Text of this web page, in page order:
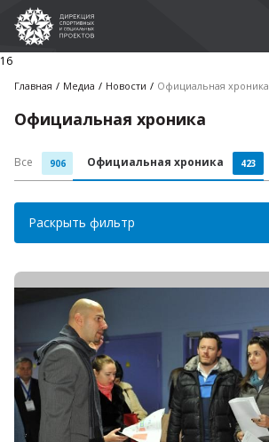
16
Главная Медиа Новости Официальная хроника
Официальная хроника
Все 906 Официальная хроника 423
Раскрыть фильтр